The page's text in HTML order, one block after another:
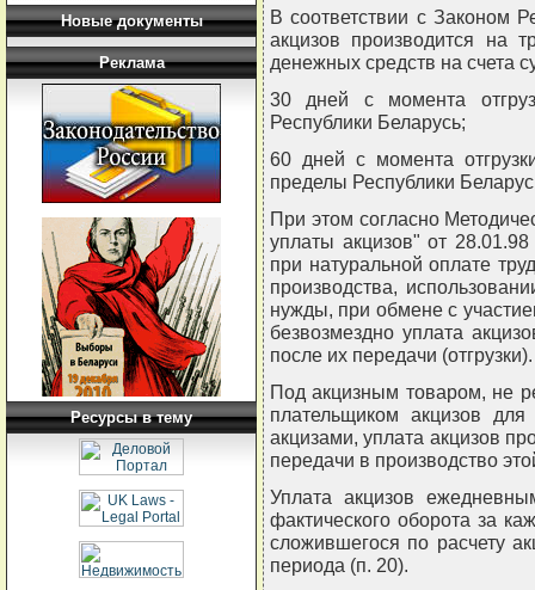
Новые документы
Реклама
Ресурсы в тему
В соответствии с Законом
акцизов производится на
денежных средств на счета
30 дней с момента
Республики Беларусь;
60 дней с момента
пределы Республики
При этом согласно
уплаты акцизов" от
при натуральной оплате
производства,
нужды, при обмене с
безвозмездно уплата
после их передачи (отгрузки).
Под акцизным товаром, не
плательщиком акцизов
акцизами, уплата акцизов
передачи в производство
Уплата акцизов
фактического оборота за
сложившегося по расчету
периода (п. 20).